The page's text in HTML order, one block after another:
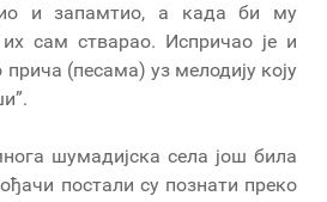
и запамтио, а када би му
их сам стварао. Испричао је и
(песама) уз мелодију коју
шумадијска села још била
постали су познати преко